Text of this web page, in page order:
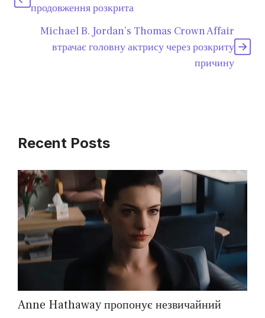
продовження розкрита
Michael B. Jordan’s Thomas Crown Affair
втрачає головну актрису через розкриту
причину
Recent Posts
Anne Hathaway пропонує незвичайний